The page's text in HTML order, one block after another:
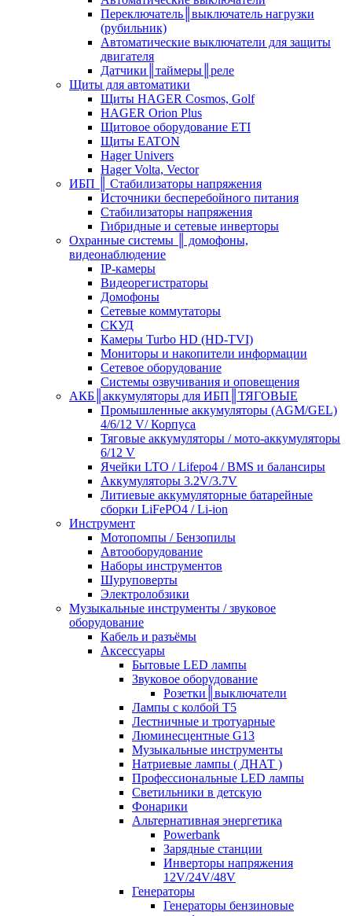
Переключатель║выключатель нагрузки
(рубильник)
Автоматические выключатели для защиты
двигателя
Датчики║таймеры║реле
Щиты для автоматики
Щиты HAGER Cosmos, Golf
HAGER Orion Plus
Щитовое оборудование ETI
Щиты EATON
Hager Univers
Hager Volta, Vector
ИБП ║ Стабилизаторы напряжения
Источники бесперебойного питания
Стабилизаторы напряжения
Гибридные и сетевые инверторы
Охранные системы ║ домофоны,
видеонаблюдение
IP-камеры
Видеорегистраторы
Домофоны
Сетевые коммутаторы
СКУД
Камеры Turbo HD (HD-TVI)
Мониторы и накопители информации
Сетевое оборудование
Системы озвучивания и оповещения
АКБ║аккумуляторы для ИБП║ТЯГОВЫЕ
Промышленные аккумуляторы (AGM/GEL)
4/6/12 V/ Корпуса
Тяговые аккумуляторы / мото-аккумуляторы
6/12 V
Ячейки LTO / Lifepo4 / BMS и балансиры
Аккумуляторы 3.2V/3.7V
Литиевые аккумуляторные батарейные
сборки LiFePO4 / Li-ion
Инструмент
Мотопомпы / Бензопилы
Автооборудование
Наборы инструментов
Шуруповерты
Электролобзики
Музыкальные инструменты / звуковое
оборудование
Кабель и разъёмы
Аксессуары
Бытовые LED лампы
Звуковое оборудование
Розетки║выключатели
Лампы с колбой Т5
Лестничные и тротуарные
Люминесцентные G13
Музыкальные инструменты
Натриевые лампы ( ДНАТ )
Профессиональные LED лампы
Светильники в детскую
Фонарики
Альтернативная энергетика
Powerbank
Зарядные станции
Инверторы напряжения
12V/24V/48V
Генераторы
Генераторы бензиновые